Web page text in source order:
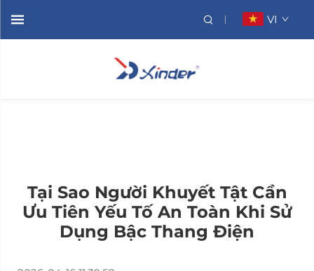
VI
Tại Sao Người Khuyết Tật Cần
Ưu Tiên Yếu Tố An Toàn Khi Sử
Dụng Bậc Thang Điện